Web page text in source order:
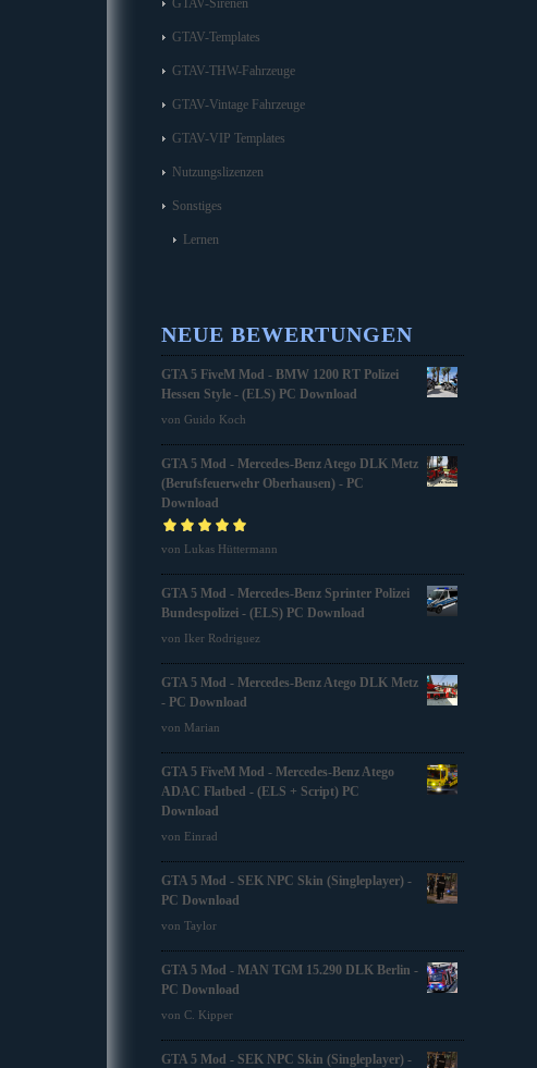
GTAV-Sirenen
GTAV-Templates
GTAV-THW-Fahrzeuge
GTAV-Vintage Fahrzeuge
GTAV-VIP Templates
Nutzungslizenzen
Sonstiges
Lernen
NEUE BEWERTUNGEN
GTA 5 FiveM Mod - BMW 1200 RT Polizei
Hessen Style - (ELS) PC Download
von Guido Koch
GTA 5 Mod - Mercedes-Benz Atego DLK Metz
(Berufsfeuerwehr Oberhausen) - PC
Download
Bewertet mit5
von Lukas Hüttermann
GTA 5 Mod - Mercedes-Benz Sprinter Polizei
Bundespolizei - (ELS) PC Download
von Iker Rodriguez
GTA 5 Mod - Mercedes-Benz Atego DLK Metz
- PC Download
von Marian
GTA 5 FiveM Mod - Mercedes-Benz Atego
ADAC Flatbed - (ELS + Script) PC
Download
von Einrad
GTA 5 Mod - SEK NPC Skin (Singleplayer) -
PC Download
von Taylor
GTA 5 Mod - MAN TGM 15.290 DLK Berlin -
PC Download
von C. Kipper
GTA 5 Mod - SEK NPC Skin (Singleplayer) -